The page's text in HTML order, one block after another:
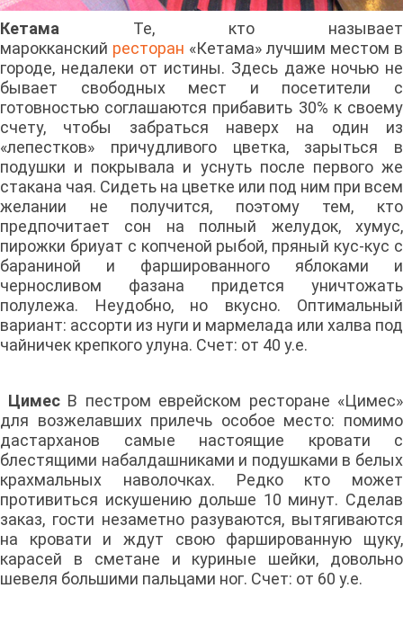
Кетама Те, кто называет
марокканский ресторан «Кетама» лучшим местом в
городе, недалеки от истины. Здесь даже ночью не
бывает свободных мест и посетители с
готовностью соглашаются прибавить 30% к своему
счету, чтобы забраться наверх на один из
«лепестков» причудливого цветка, зарыться в
подушки и покрывала и уснуть после первого же
стакана чая. Сидеть на цветке или под ним при всем
желании не получится, поэтому тем, кто
предпочитает сон на полный желудок, хумус,
пирожки бриуат с копченой рыбой, пряный кус-кус с
бараниной и фаршированного яблоками и
черносливом фазана придется уничтожать
полулежа. Неудобно, но вкусно. Оптимальный
вариант: ассорти из нуги и мармелада или халва под
чайничек крепкого улуна. Счет: от 40 у.е.
ЦимесВ пестром еврейском ресторане «Цимес»
для возжелавших прилечь особое место: помимо
дастарханов самые настоящие кровати с
блестящими набалдашниками и подушками в белых
крахмальных наволочках. Редко кто может
противиться искушению дольше 10 минут. Сделав
заказ, гости незаметно разуваются, вытягиваются
на кровати и ждут свою фаршированную щуку,
карасей в сметане и куриные шейки, довольно
шевеля большими пальцами ног. Счет: от 60 у.е.